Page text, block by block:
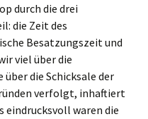
durch die drei
die Zeit des
Besatzungszeit und
viel über die
die Schicksale der
verfolgt, inhaftiert
eindrucksvoll waren die